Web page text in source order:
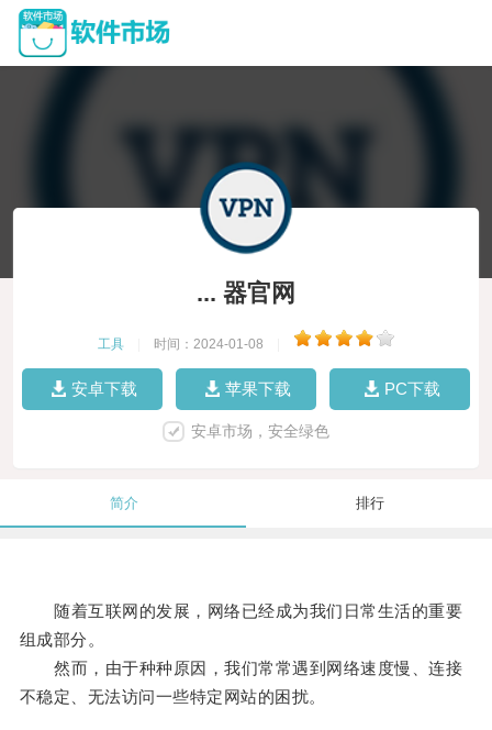
... 器官网
工具 时间：2024-01-08
安卓下载 苹果下载 PC下载
安卓市场，安全绿色
简介 排行
随着互联网的发展，网络已经成为我们日常生活的重要
组成部分。
然而，由于种种原因，我们常常遇到网络速度慢、连接
不稳定、无法访问一些特定网站的困扰。